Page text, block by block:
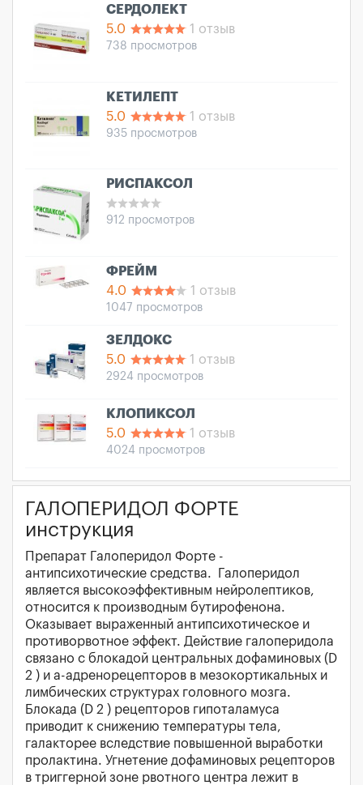
СЕРДОЛЕКТ
5.0
1 отзыв
738 просмотров
КЕТИЛЕПТ
5.0
1 отзыв
935 просмотров
РИСПАКСОЛ
912 просмотров
ФРЕЙМ
4.0
1 отзыв
1047 просмотров
ЗЕЛДОКС
5.0
1 отзыв
2924 просмотров
КЛОПИКСОЛ
5.0
1 отзыв
4024 просмотров
ГАЛОПЕРИДОЛ ФОРТЕ
инструкция
Препарат Галоперидол Форте -
антипсихотические средства. Галоперидол
является высокоэффективным нейролептиков,
относится к производным бутирофенона.
Оказывает выраженный антипсихотическое и
противорвотное эффект. Действие галоперидола
связано с блокадой центральных дофаминовых (D
2 ) и a-адренорецепторов в мезокортикальных и
лимбических структурах головного мозга.
Блокада (D 2 ) рецепторов гипоталамуса
приводит к снижению температуры тела,
галакторее вследствие повышенной выработки
пролактина. Угнетение дофаминовых рецепторов
в триггерной зоне рвотного центра лежит в